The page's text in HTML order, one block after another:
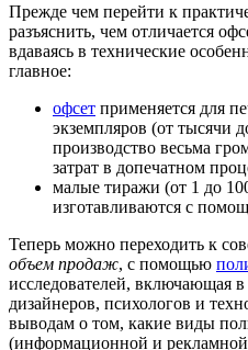
Прежде чем перейти к
разъяснить, чем отличается
вдаваясь в технические
главное:
офсет применяется для
экземпляров (от тысячи
производство весьма
затрат в допечатном
малые тиражи (от 1 до
изготавливаются с
Теперь можно переходить к
объем продаж, с помощью
исследователей, включающая в
дизайнеров, психологов и
выводам о том, какие виды
(информационной и